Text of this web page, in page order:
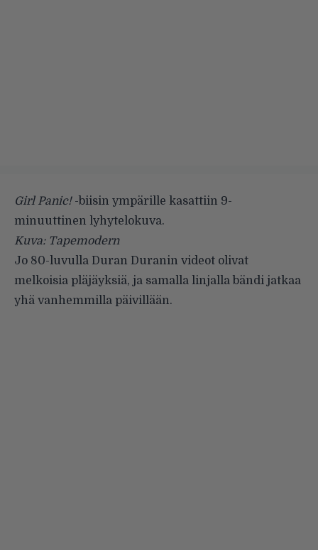
Girl Panic!-biisin ympärille kasattiin 9-
minuuttinen lyhytelokuva.
Kuva: Tapemodern
Jo 80-luvulla Duran Duranin videot olivat
melkoisia pläjäyksiä, ja samalla linjalla bändi jatkaa
yhä vanhemmilla päivillään.